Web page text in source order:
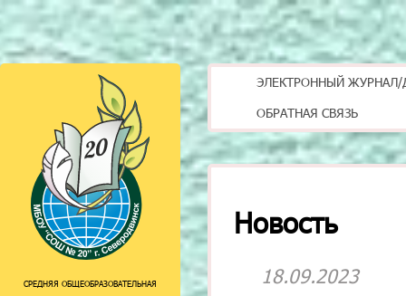
СРЕДНЯЯ ОБЩЕОБРАЗОВАТЕЛЬНАЯ
ЭЛЕКТРОННЫЙ ЖУРНАЛ/
ОБРАТНАЯ СВЯЗЬ
Новость
18.09.2023